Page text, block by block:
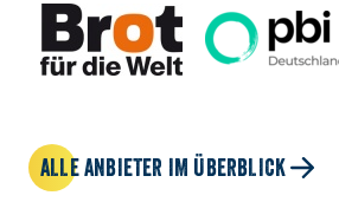
ALLE ANBIETER IM ÜBERBLICK